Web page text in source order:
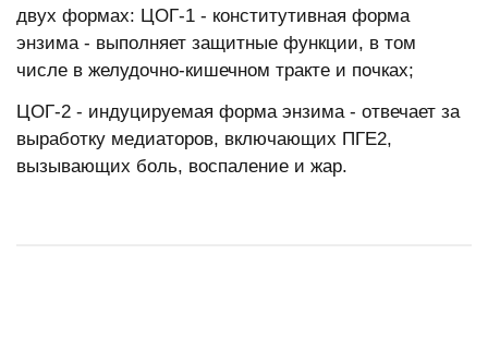
двух формах: ЦОГ-1 - конститутивная форма
энзима - выполняет защитные функции, в том
числе в желудочно-кишечном тракте и почках;
ЦОГ-2 - индуцируемая форма энзима - отвечает за
выработку медиаторов, включающих ПГЕ2,
вызывающих боль, воспаление и жар.